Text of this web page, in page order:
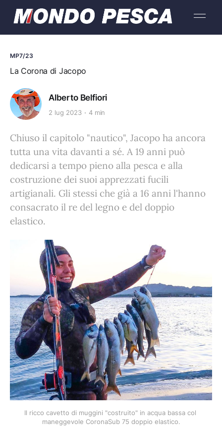
MP7/23
La Corona di Jacopo
Alberto Belfiori
2 lug 2023 4 min
Chiuso il capitolo "nautico", Jacopo ha ancora
tutta una vita davanti a sé. A 19 anni può
dedicarsi a tempo pieno alla pesca e alla
costruzione dei suoi apprezzati fucili
artigianali. Gli stessi che già a 16 anni l'hanno
consacrato il re del legno e del doppio
elastico.
Il ricco cavetto di muggini "costruito" in acqua bassa col
maneggevole CoronaSub 75 doppio elastico.